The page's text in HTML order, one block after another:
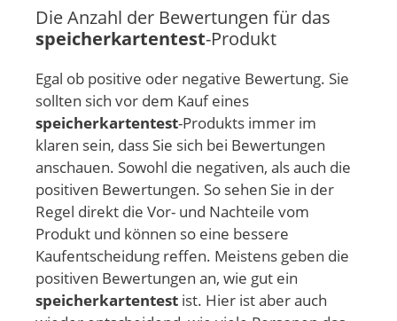
Die Anzahl der Bewertungen für das
speicherkartentest-Produkt
Egal ob positive oder negative Bewertung. Sie
sollten sich vor dem Kauf eines
speicherkartentest-Produkts immer im
klaren sein, dass Sie sich bei Bewertungen
anschauen. Sowohl die negativen, als auch die
positiven Bewertungen. So sehen Sie in der
Regel direkt die Vor- und Nachteile vom
Produkt und können so eine bessere
Kaufentscheidung reffen. Meistens geben die
positiven Bewertungen an, wie gut ein
speicherkartentest ist. Hier ist aber auch